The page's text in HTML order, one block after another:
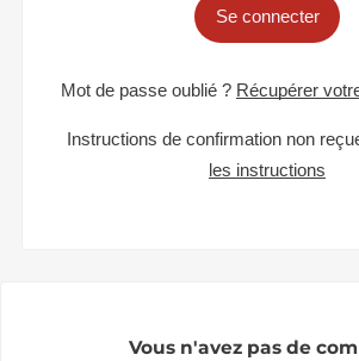
Se connecter
Mot de passe oublié ? Récupérer
Instructions de confirmation non
les instructions
Vous n'avez pas de